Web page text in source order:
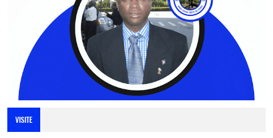
VISITE